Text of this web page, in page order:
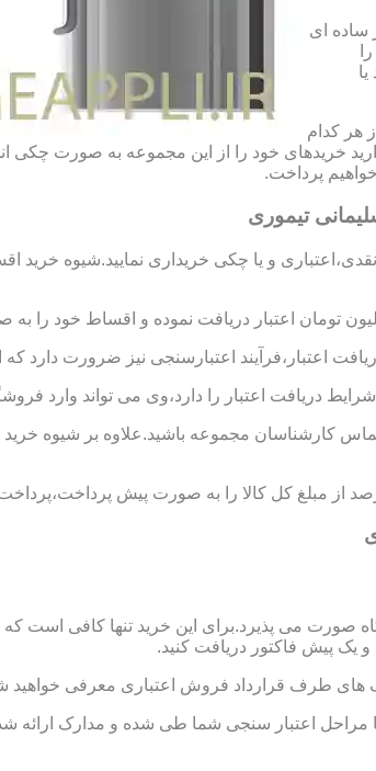
ساده ای
هر کدام
دارید خریدهای خود را از این مجموعه به صورت
پرداخت.
تیموری
و یا چکی خریداری نمایید.شیوه
اعتبار،فرآیند اعتبارسنجی نیز ضرورت دارد
دریافت اعتبار را دارد،وی می تواند وارد
مجموعه باشید.علاوه بر شیوه خرید
صورت می پذیرد.برای این خرید تنها کافی است که
های طرف قرارداد فروش اعتباری معرفی خواهید
مبلغ ۱۰۰ هزار تومان اقدام کنید تا مراحل اعتبار سنجی شما طی شده و مدارک ارائه